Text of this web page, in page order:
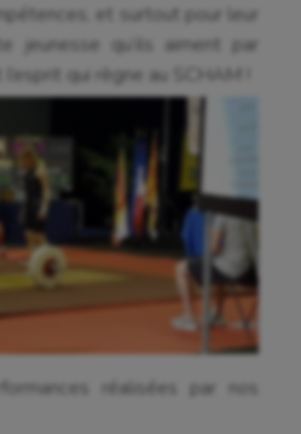
et surtout pour leur
jeunesse qu’ils aiment par
qui règne au SCHAM !
réalisées par nos